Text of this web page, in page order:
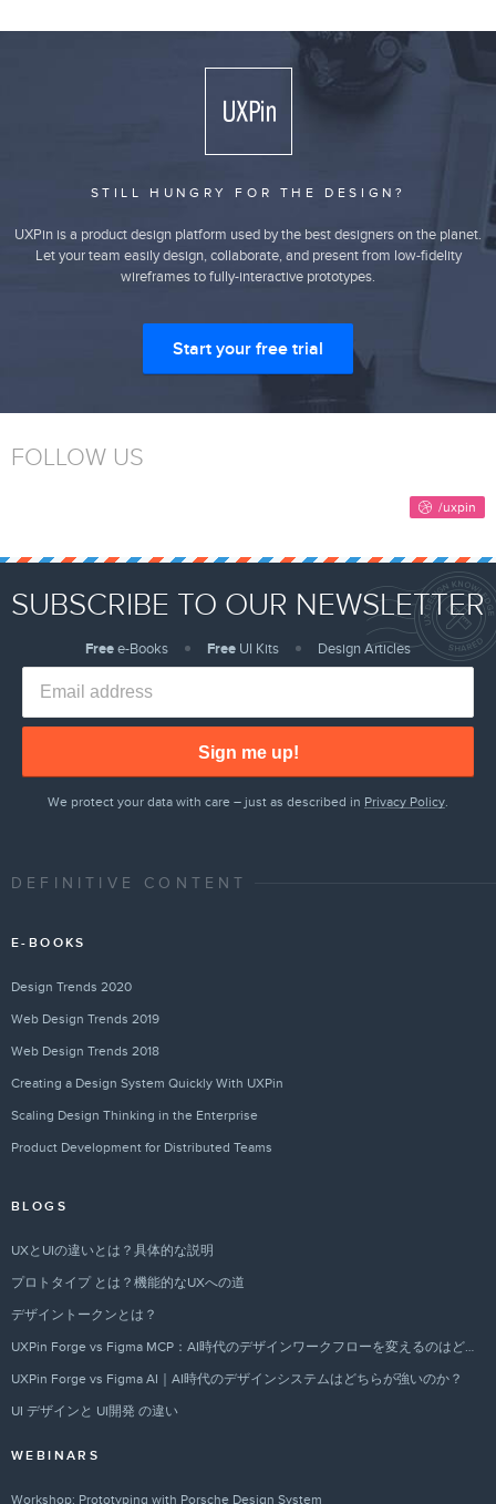
STILL HUNGRY FOR THE DESIGN?
UXPin is a product design platform used by the best designers on the planet.
Let your team easily design, collaborate, and present from low-fidelity
wireframes to fully-interactive prototypes.
Start your free trial
FOLLOW US
SUBSCRIBE TO OUR NEWSLETTER
Freee-Books Free UI Kits Design Articles
Sign me up!
We protect your data with care – just as described in Privacy Policy.
DEFINITIVE CONTENT
E-BOOKS
Design Trends 2020
Web Design Trends 2019
Web Design Trends 2018
Creating a Design System Quickly With UXPin
Scaling Design Thinking in the Enterprise
Product Development for Distributed Teams
BLOGS
UXとUIの違いとは？具体的な説明
プロトタイプ とは？機能的なUXへの道
デザイントークンとは？
UXPin Forge vs Figma MCP：AI時代のデザインワークフローを変えるのはどちらか？
UXPin Forge vs Figma AI｜AI時代のデザインシステムはどちらが強いのか？
UI デザインと UI開発 の違い
WEBINARS
Workshop: Prototyping with Porsche Design System